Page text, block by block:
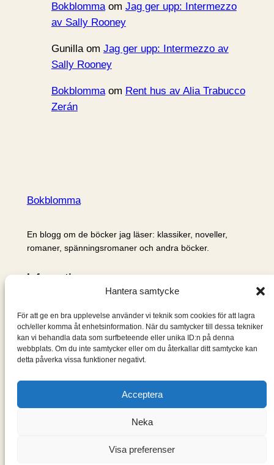
Hantera samtycke
För att ge en bra upplevelse använder vi teknik som cookies för att lagra
och/eller komma åt enhetsinformation. När du samtycker till dessa tekniker
kan vi behandla data som surfbeteende eller unika ID:n på denna
webbplats. Om du inte samtycker eller om du återkallar ditt samtycke kan
detta påverka vissa funktioner negativt.
Acceptera
Neka
Visa preferenser
Bokblommaom Jag ger upp: Intermezzo
av Sally Rooney
Gunillaom Jag ger upp: Intermezzo av
Sally Rooney
Bokblommaom Rent hus av Alia Trabucco
Zerán
Bokblomma
En blogg om de böcker jag läser: klassiker, noveller,
romaner, spänningsromaner och andra böcker.
Information
Om mig & om bloggen
S
ö
k
WordPress